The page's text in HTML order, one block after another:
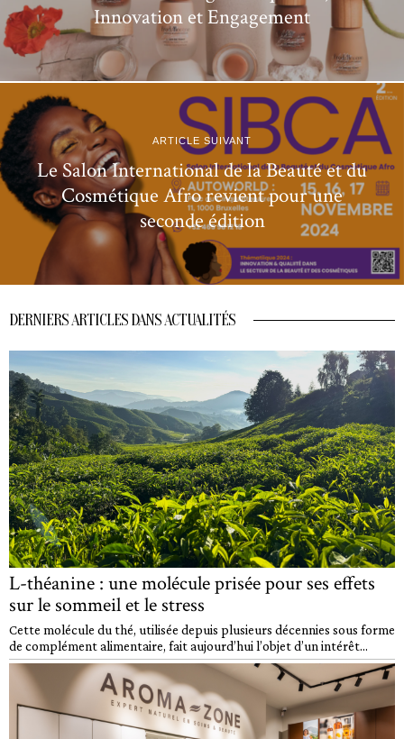
Innovation et Engagement
ARTICLE SUIVANT
Le Salon International de la Beauté et du
Cosmétique Afro revient pour une
seconde édition
DERNIERS ARTICLES DANS ACTUALITÉS
L-théanine : une molécule prisée pour ses effets
sur le sommeil et le stress
Cette molécule du thé, utilisée depuis plusieurs décennies sous forme
de complément alimentaire, fait aujourd’hui l’objet d’un intérêt...